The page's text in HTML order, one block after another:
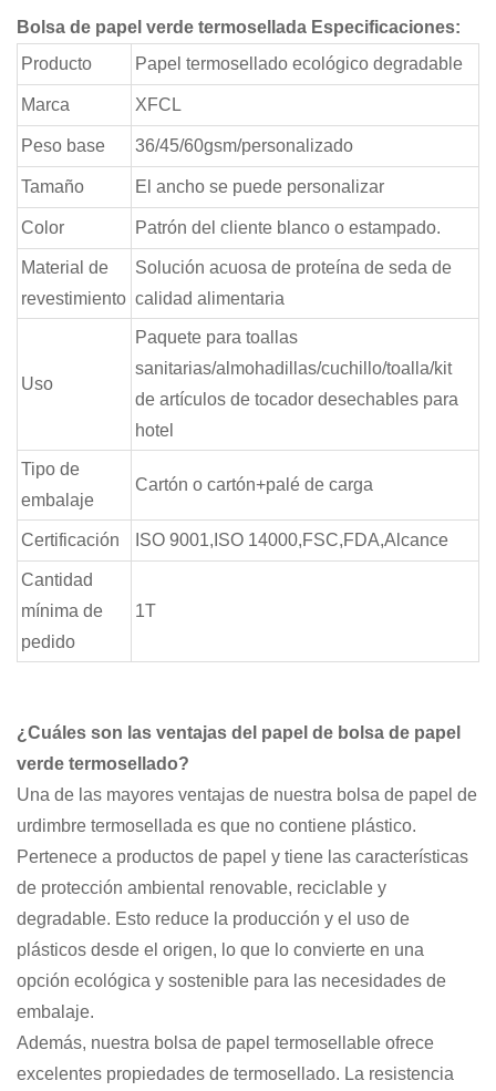
Bolsa de papel verde termosellada Especificaciones:
Producto
Papel termosellado ecológico degradable
Marca XFCL
Peso base 36/45/60gsm/personalizado
Tamaño El ancho se puede personalizar
Color Patrón del cliente blanco o estampado.
Material de
revestimiento
Solución acuosa de proteína de seda de
calidad alimentaria
Uso
Paquete para toallas
sanitarias/almohadillas/cuchillo/toalla/kit
de artículos de tocador desechables para
hotel
Tipo de
embalaje
Cartón o cartón+palé de carga
Certificación ISO 9001,ISO 14000,FSC,FDA,Alcance
Cantidad
mínima de
pedido
1T
¿Cuáles son las ventajas del papel de bolsa de papel
verde termosellado?
Una de las mayores ventajas de nuestra bolsa de papel de
urdimbre termosellada es que no contiene plástico.
Pertenece a productos de papel y tiene las características
de protección ambiental renovable, reciclable y
degradable. Esto reduce la producción y el uso de
plásticos desde el origen, lo que lo convierte en una
opción ecológica y sostenible para las necesidades de
embalaje.
Además, nuestra bolsa de papel termosellable ofrece
excelentes propiedades de termosellado. La resistencia